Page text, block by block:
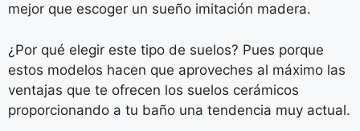
mejor que escoger un sueño imitación madera.
¿Por qué elegir este tipo de suelos? Pues porque
estos modelos hacen que aproveches al máximo las
ventajas que te ofrecen los suelos cerámicos
proporcionando a tu baño una tendencia muy actual.